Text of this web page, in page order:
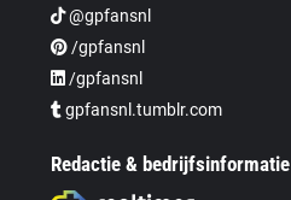
@gpfansnl
/gpfansnl
/gpfansnl
gpfansnl.tumblr.com
Redactie & bedrijfsinformatie